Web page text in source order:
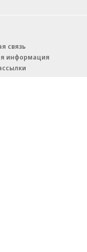
связь
информация